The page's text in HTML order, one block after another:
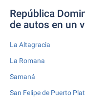
República
de autos en un
La Altagracia
La Romana
Samaná
San Felipe de Puerto